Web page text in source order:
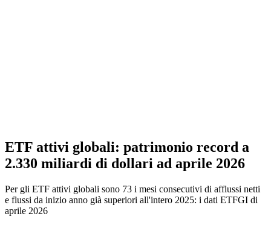
ETF attivi globali: patrimonio record a
2.330 miliardi di dollari ad aprile 2026
Per gli ETF attivi globali sono 73 i mesi consecutivi di afflussi netti
e flussi da inizio anno già superiori all'intero 2025: i dati ETFGI di
aprile 2026